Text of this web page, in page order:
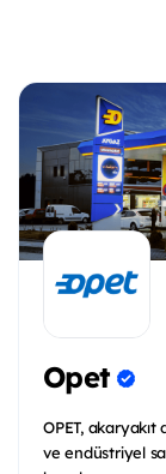
Opet
OPET, akaryakıt
ve endüstriyel